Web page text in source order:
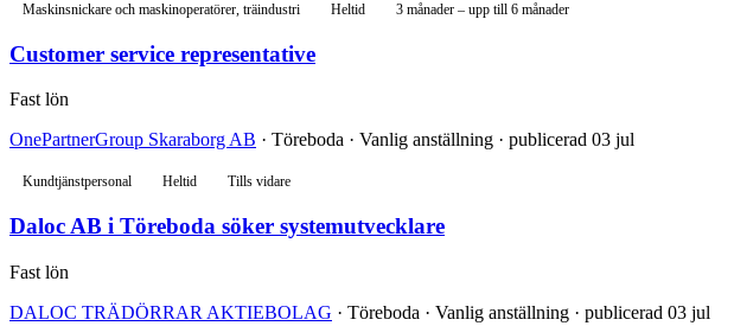
Maskinsnickare och maskinoperatörer, träindustri Heltid 3 månader – upp till 6 månader
Customer service representative
Fast lön
OnePartnerGroup Skaraborg AB · Töreboda · Vanlig anställning · publicerad 03 jul
Kundtjänstpersonal Heltid Tills vidare
Daloc AB i Töreboda söker systemutvecklare
Fast lön
DALOC TRÄDÖRRAR AKTIEBOLAG · Töreboda · Vanlig anställning · publicerad 03 jul